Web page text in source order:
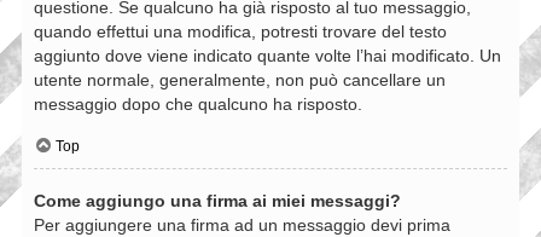
questione. Se qualcuno ha già risposto al tuo messaggio,
quando effettui una modifica, potresti trovare del testo
aggiunto dove viene indicato quante volte l’hai modificato. Un
utente normale, generalmente, non può cancellare un
messaggio dopo che qualcuno ha risposto.
Top
Come aggiungo una firma ai miei messaggi?
Per aggiungere una firma ad un messaggio devi prima